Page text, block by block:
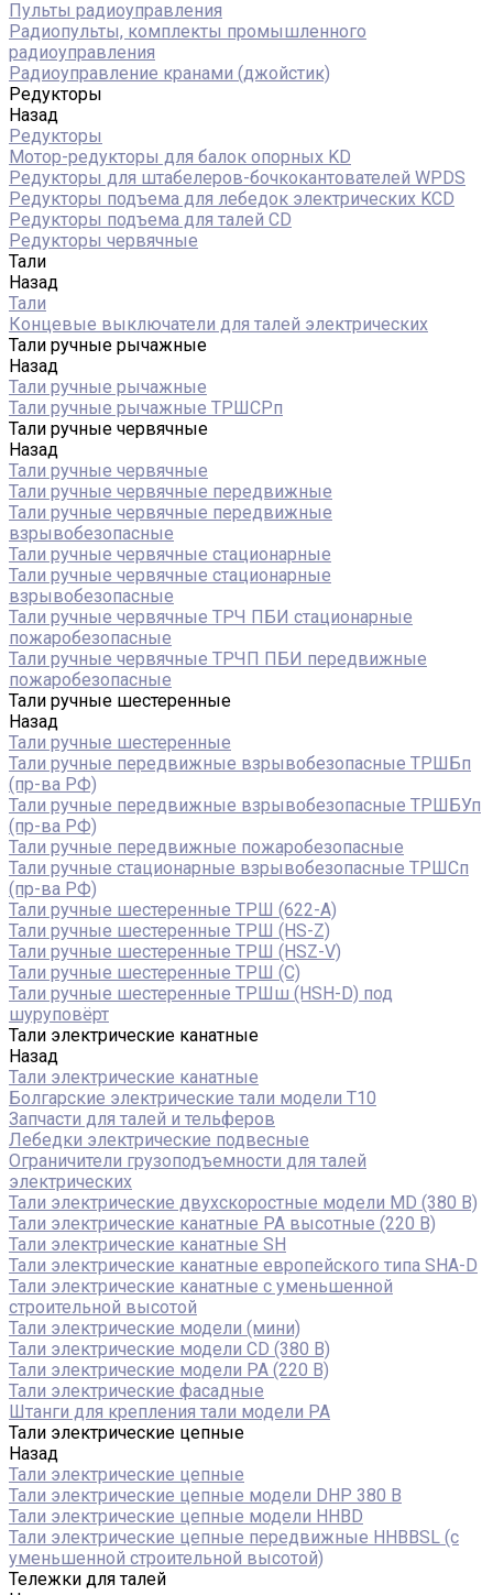
Пульты радиоуправления
Радиопульты, комплекты промышленного
радиоуправления
Радиоуправление кранами (джойстик)
Редукторы
Назад
Редукторы
Мотор-редукторы для балок опорных KD
Редукторы для штабелеров-бочкокантователей WPDS
Редукторы подъема для лебедок электрических KCD
Редукторы подъема для талей CD
Редукторы червячные
Тали
Назад
Тали
Концевые выключатели для талей электрических
Тали ручные рычажные
Назад
Тали ручные рычажные
Тали ручные рычажные ТРШСРп
Тали ручные червячные
Назад
Тали ручные червячные
Тали ручные червячные передвижные
Тали ручные червячные передвижные
взрывобезопасные
Тали ручные червячные стационарные
Тали ручные червячные стационарные
взрывобезопасные
Тали ручные червячные ТРЧ ПБИ стационарные
пожаробезопасные
Тали ручные червячные ТРЧП ПБИ передвижные
пожаробезопасные
Тали ручные шестеренные
Назад
Тали ручные шестеренные
Тали ручные передвижные взрывобезопасные ТРШБп
(пр-ва РФ)
Тали ручные передвижные взрывобезопасные ТРШБУп
(пр-ва РФ)
Тали ручные передвижные пожаробезопасные
Тали ручные стационарные взрывобезопасные ТРШСп
(пр-ва РФ)
Тали ручные шестеренные ТРШ (622-A)
Тали ручные шестеренные ТРШ (HS-Z)
Тали ручные шестеренные ТРШ (HSZ-V)
Тали ручные шестеренные ТРШ (С)
Тали ручные шестеренные ТРШш (HSH-D) под
шуруповёрт
Тали электрические канатные
Назад
Тали электрические канатные
Болгарские электрические тали модели T10
Запчасти для талей и тельферов
Лебедки электрические подвесные
Ограничители грузоподъемности для талей
электрических
Тали электрические двухскоростные модели MD (380 В)
Тали электрические канатные PA высотные (220 В)
Тали электрические канатные SH
Тали электрические канатные европейского типа SHA-D
Тали электрические канатные с уменьшенной
строительной высотой
Тали электрические модели (мини)
Тали электрические модели CD (380 В)
Тали электрические модели РА (220 В)
Тали электрические фасадные
Штанги для крепления тали модели РА
Тали электрические цепные
Назад
Тали электрические цепные
Тали электрические цепные модели DHP 380 В
Тали электрические цепные модели HHBD
Тали электрические цепные передвижные HHBBSL (с
уменьшенной строительной высотой)
Тележки для талей